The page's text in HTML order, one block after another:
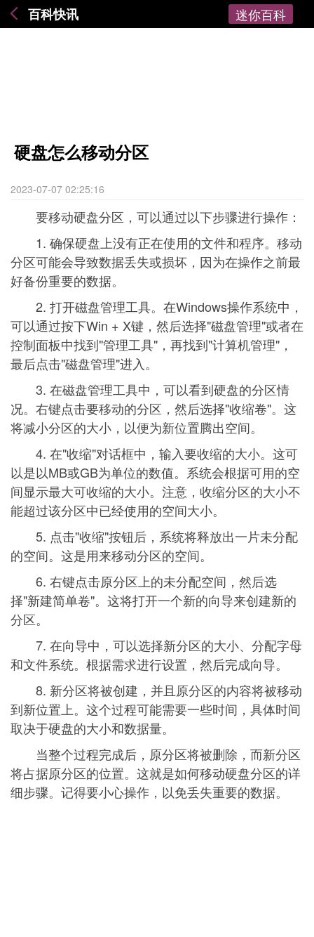
百科快讯 迷你百科
硬盘怎么移动分区
2023-07-07 02:25:16
要移动硬盘分区，可以通过以下步骤进行操作：
1. 确保硬盘上没有正在使用的文件和程序。移动
分区可能会导致数据丢失或损坏，因为在操作之前最
好备份重要的数据。
2. 打开磁盘管理工具。在Windows操作系统中，
可以通过按下Win + X键，然后选择"磁盘管理"或者在
控制面板中找到"管理工具"，再找到"计算机管理"，
最后点击"磁盘管理"进入。
3. 在磁盘管理工具中，可以看到硬盘的分区情
况。右键点击要移动的分区，然后选择"收缩卷"。这
将减小分区的大小，以便为新位置腾出空间。
4. 在"收缩"对话框中，输入要收缩的大小。这可
以是以MB或GB为单位的数值。系统会根据可用的空
间显示最大可收缩的大小。注意，收缩分区的大小不
能超过该分区中已经使用的空间大小。
5. 点击"收缩"按钮后，系统将释放出一片未分配
的空间。这是用来移动分区的空间。
6. 右键点击原分区上的未分配空间，然后选
择"新建简单卷"。这将打开一个新的向导来创建新的
分区。
7. 在向导中，可以选择新分区的大小、分配字母
和文件系统。根据需求进行设置，然后完成向导。
8. 新分区将被创建，并且原分区的内容将被移动
到新位置上。这个过程可能需要一些时间，具体时间
取决于硬盘的大小和数据量。
当整个过程完成后，原分区将被删除，而新分区
将占据原分区的位置。这就是如何移动硬盘分区的详
细步骤。记得要小心操作，以免丢失重要的数据。